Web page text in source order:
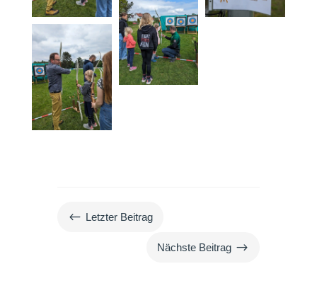
# Letzter Beitrag
Nächste Beitrag $